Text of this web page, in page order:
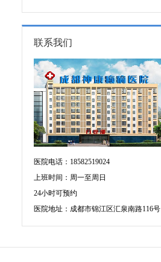
不能治?
联系我们
医院电话：18582519024
上班时间：周一至周日
24小时可预约
医院地址：成都市锦江区汇泉南路116号